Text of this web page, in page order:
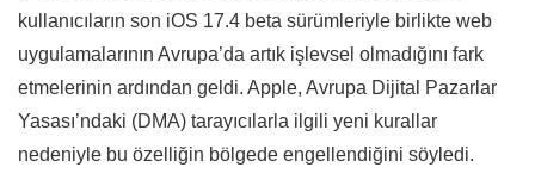
kullanıcıların son iOS 17.4 beta sürümleriyle birlikte web
uygulamalarının Avrupa’da artık işlevsel olmadığını fark
etmelerinin ardından geldi. Apple, Avrupa Dijital Pazarlar
Yasası’ndaki (DMA) tarayıcılarla ilgili yeni kurallar
nedeniyle bu özelliğin bölgede engellendiğini söyledi.